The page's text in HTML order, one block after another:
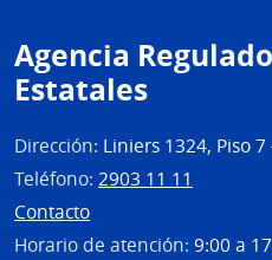
Agencia
Estatales
Dirección: Liniers 1324, Piso
Teléfono: 2903 11 11
Contacto
Horario de atención: 9:00 a